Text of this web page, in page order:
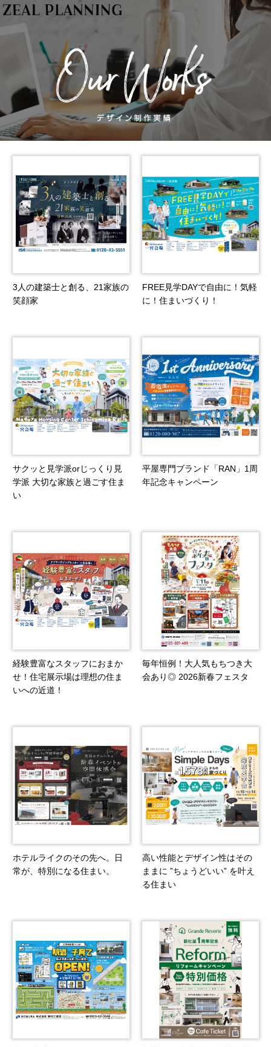
3人の建築士と創る、21家族の
笑顔家
FREE見学DAYで自由に！気軽
に！住まいづくり！
サクッと見学派orじっくり見
学派 大切な家族と過ごす住ま
い
平屋専門ブランド「RAN」1周
年記念キャンペーン
経験豊富なスタッフにおまか
せ！住宅展示場は理想の住ま
いへの近道！
毎年恒例！大人気もちつき大
会あり◎ 2026新春フェスタ
ホテルライクのその先へ。日
常が、特別になる住まい。
高い性能とデザイン性はその
ままに ”ちょうどいい” を叶え
る住まい